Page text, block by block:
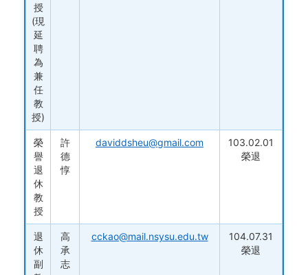
授
(現
延
聘
為
兼
任
教
授)
榮
譽
退
休
教
授
許
德
惇
daviddsheu@gmail.com
103.02.01
榮退
退
休
副
高
承
志
cckao@mail.nsysu.edu.tw
104.07.31
榮退